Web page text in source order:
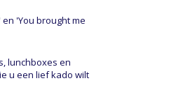
'You brought me
lunchboxes en
u een lief kado wilt